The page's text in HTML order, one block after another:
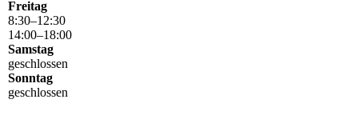
Freitag
8:30–12:30
14:00–18:00
Samstag
geschlossen
Sonntag
geschlossen